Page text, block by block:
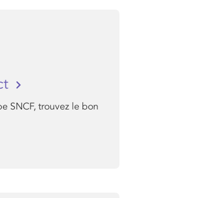
SNCF, trouvez le bon